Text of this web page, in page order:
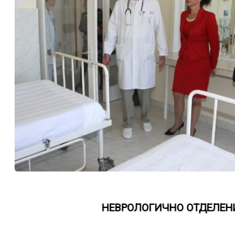
НЕВРОЛОГИЧНО